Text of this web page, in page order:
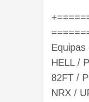
Equipas
HELL /
82FT /
NRX /